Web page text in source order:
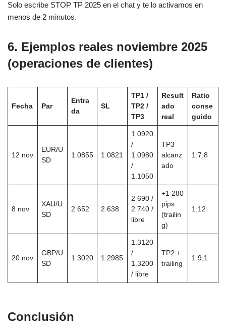
Solo escribe STOP TP 2025 en el chat y te lo activamos en
menos de 2 minutos.
6. Ejemplos reales noviembre 2025
(operaciones de clientes)
Fecha Par
Entra
da
SL
TP1 /
TP2 /
TP3
Result
ado
real
Ratio
conse
guido
12 nov
EUR/U
SD
1.0855 1.0821
1.0920
/
1.0980
/
1.1050
TP3
alcanz
ado
1:7,8
8 nov
XAU/U
SD
2 652 2 638
2 690 /
2 740 /
libre
+1 280
pips
(trailin
g)
1:12
20 nov
GBP/U
SD
1.3020 1.2985
1.3120
/
1.3200
/ libre
TP2 +
trailing
1:9,1
Conclusión